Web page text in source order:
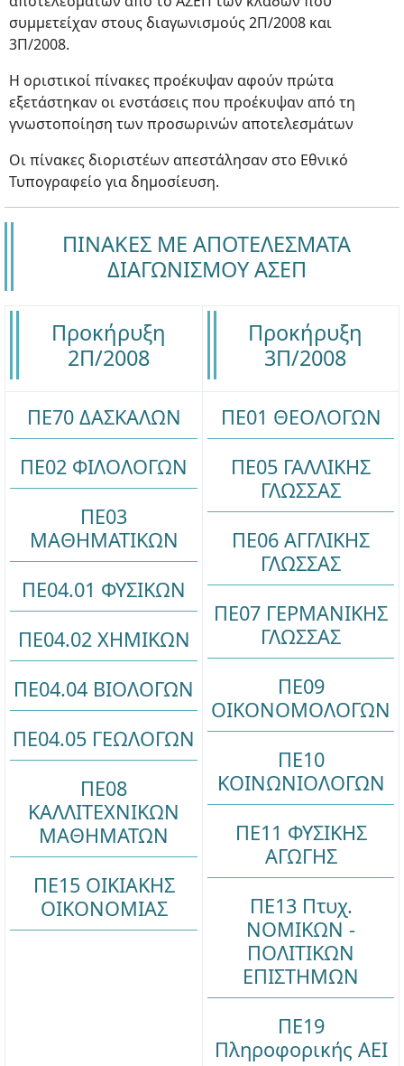
συμμετείχαν στους διαγωνισμούς 2Π/2008 και
3Π/2008.
Η οριστικοί πίνακες προέκυψαν αφούν πρώτα
εξετάστηκαν οι ενστάσεις που προέκυψαν από τη
γνωστοποίηση των προσωρινών αποτελεσμάτων
Οι πίνακες διοριστέων απεστάλησαν στο Εθνικό
Τυπογραφείο για δημοσίευση.
ΠΙΝΑΚΕΣ ΜΕ ΑΠΟΤΕΛΕΣΜΑΤΑ
ΔΙΑΓΩΝΙΣΜΟΥ ΑΣΕΠ
Προκήρυξη
2Π/2008
Προκήρυξη
3Π/2008
ΠΕ70 ΔΑΣΚΑΛΩΝ
ΠΕ02 ΦΙΛΟΛΟΓΩΝ
ΠΕ03
ΜΑΘΗΜΑΤΙΚΩΝ
ΠΕ04.01 ΦΥΣΙΚΩΝ
ΠΕ04.02 ΧΗΜΙΚΩΝ
ΠΕ04.04 ΒΙΟΛΟΓΩΝ
ΠΕ04.05 ΓΕΩΛΟΓΩΝ
ΠΕ08
ΚΑΛΛΙΤΕΧΝΙΚΩΝ
ΜΑΘΗΜΑΤΩΝ
ΠΕ15 ΟΙΚΙΑΚΗΣ
ΟΙΚΟΝΟΜΙΑΣ
ΠΕ01 ΘΕΟΛΟΓΩΝ
ΠΕ05 ΓΑΛΛΙΚΗΣ
ΓΛΩΣΣΑΣ
ΠΕ06 ΑΓΓΛΙΚΗΣ
ΓΛΩΣΣΑΣ
ΠΕ07 ΓΕΡΜΑΝΙΚΗΣ
ΓΛΩΣΣΑΣ
ΠΕ09
ΟΙΚΟΝΟΜΟΛΟΓΩΝ
ΠΕ10
ΚΟΙΝΩΝΙΟΛΟΓΩΝ
ΠΕ11 ΦΥΣΙΚΗΣ
ΑΓΩΓΗΣ
ΠΕ13 Πτυχ.
ΝΟΜΙΚΩΝ -
ΠΟΛΙΤΙΚΩΝ
ΕΠΙΣΤΗΜΩΝ
ΠΕ19
Πληροφορικής ΑΕΙ